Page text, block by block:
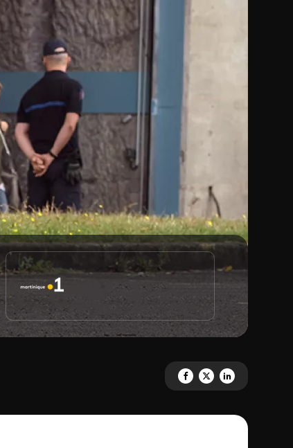
Partagez 'NÉ SOUS SILENCE'
Partagez 'NÉ SOUS
Partagez 'NÉ SOUS